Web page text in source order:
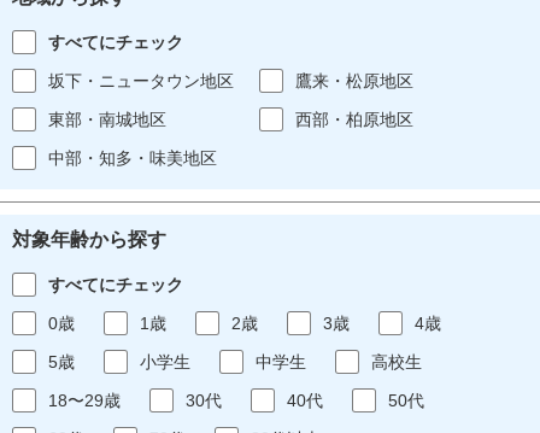
すべてにチェック
坂下・ニュータウン地区
鷹来・松原地区
東部・南城地区
西部・柏原地区
中部・知多・味美地区
対象年齢から探す
すべてにチェック
0歳
1歳 2歳 3歳
4歳
5歳
小学生 中学生
高校生
18〜29歳
30代 40代
50代